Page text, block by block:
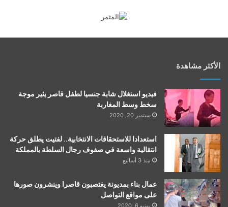
الأكثر مشاهدة
فيديو استغلال شابة جنسيا لطفل قاصر يثير موجة
سخط وسط المغاربة
سبتمبر 20, 2020
استعدادا للاستحقاقات الانتخابية.. لفتيت يطلق حركة
انتقالية واسعة في صفوف رجال السلطة بالمملكة
منذ 3 أسابيع
عمال بناء بمديونة يغتصبون قاصرا وينشرون صورها
على مواقع التواصل